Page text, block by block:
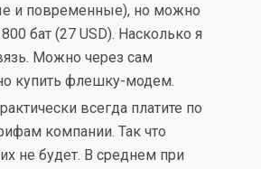
и повременные), но можно
бат (27 USD). Насколько я
Можно через сам
купить флешку-модем.
всегда платите по
компании. Так что
не будет. В среднем при